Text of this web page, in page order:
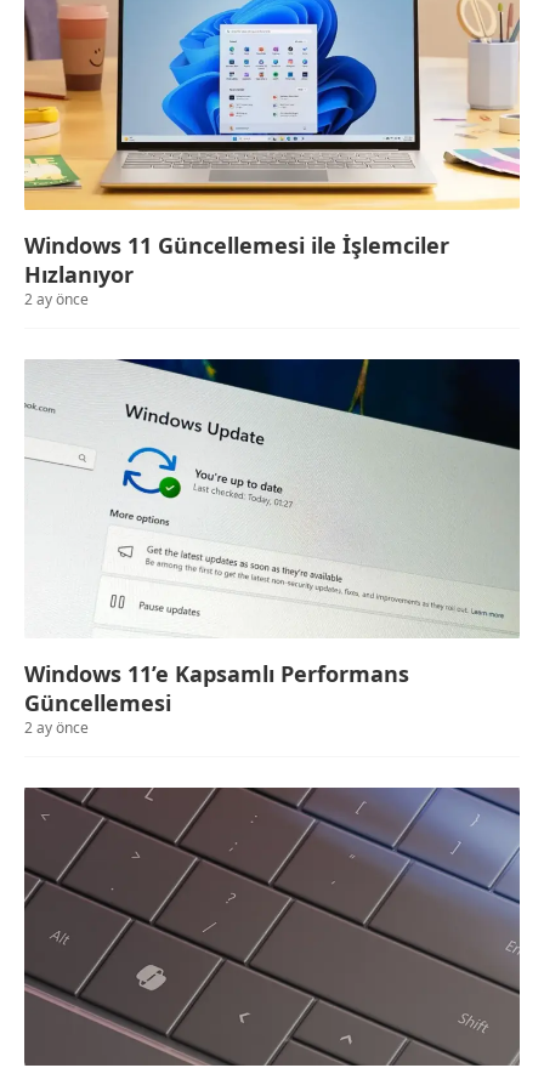
Windows 11 Güncellemesi ile İşlemciler
Hızlanıyor
2 ay önce
Windows 11’e Kapsamlı Performans
Güncellemesi
2 ay önce